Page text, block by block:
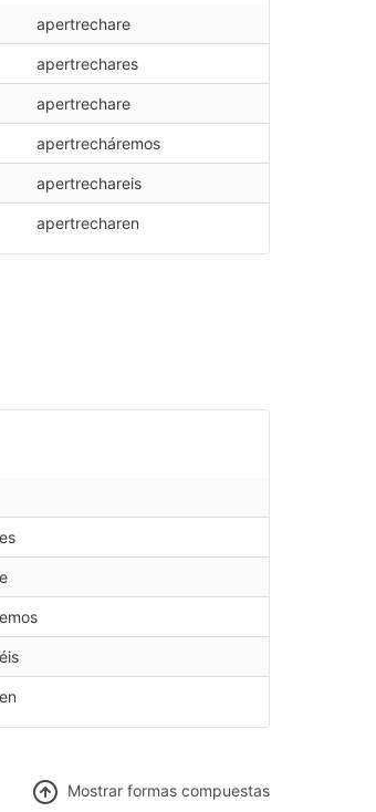
apertrechare
apertrechares
apertrechare
apertrecháremos
apertrechareis
apertrecharen
Mostrar formas compuestas